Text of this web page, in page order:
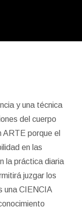
y una técnica
del cuerpo
ARTE porque el
en las
la práctica diaria
juzgar los
una CIENCIA